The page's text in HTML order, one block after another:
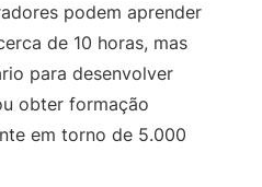
podem aprender
de 10 horas, mas
para desenvolver
obter formação
em torno de 5.000